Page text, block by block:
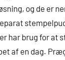
og de er
har brug for at
af en dag.